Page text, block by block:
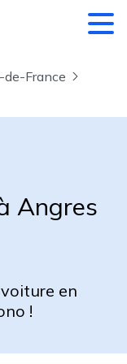
de-France
Angres
en
!